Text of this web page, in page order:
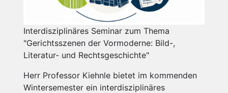
Interdisziplinäres Seminar zum Thema
"Gerichtsszenen der Vormoderne: Bild-,
Literatur- und Rechtsgeschichte"
Herr Professor Kiehnle bietet im kommenden
Wintersemester ein interdisziplinäres